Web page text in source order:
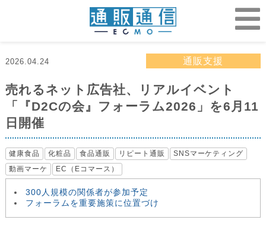
2026.04.24 通販支援
売れるネット広告社、リアルイベント
「『D2Cの会』フォーラム2026」を6月11
日開催
健康食品 化粧品 食品通販 リピート通販
SNSマーケティング
動画マーケ
EC（Eコマース）
300人規模の関係者が参加予定
フォーラムを重要施策に位置づけ